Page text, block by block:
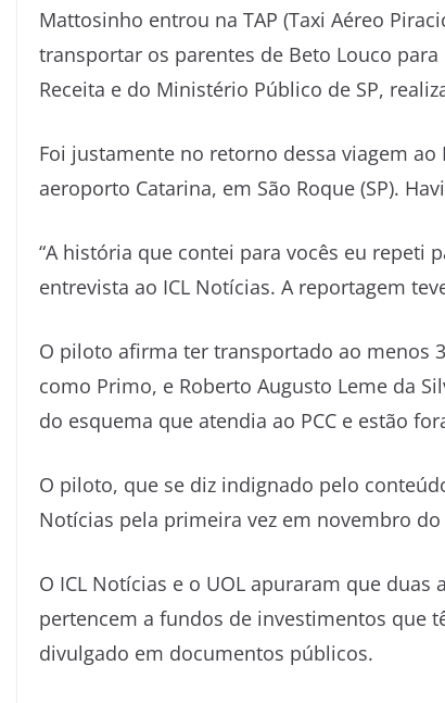
Mattosinho entrou na TAP (Taxi Aéreo
transportar os parentes de Beto Louco
Receita e do Ministério Público de SP,
Foi justamente no retorno dessa viagem
aeroporto Catarina, em São Roque (SP).
“A história que contei para vocês eu repeti
entrevista ao ICL Notícias. A reportagem
O piloto afirma ter transportado ao menos
como Primo, e Roberto Augusto Leme da
do esquema que atendia ao PCC e estão
O piloto, que se diz indignado pelo
Notícias pela primeira vez em novembro
O ICL Notícias e o UOL apuraram que
pertencem a fundos de investimentos que
divulgado em documentos públicos.